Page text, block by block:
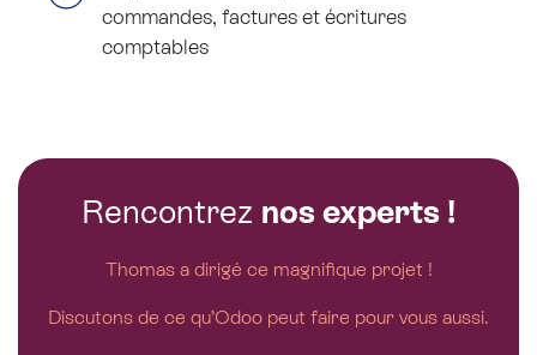
commandes, factures et écritures
comptables
Rencontrez nos experts !
Thomas a dirigé ce magnifique projet !
Discutons de ce qu’Odoo peut faire pour vous aussi.